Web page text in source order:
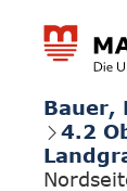
Bauer,
4.2